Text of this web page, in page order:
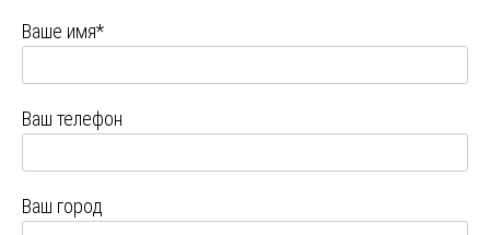
Ваше имя*
Ваш телефон
Ваш город